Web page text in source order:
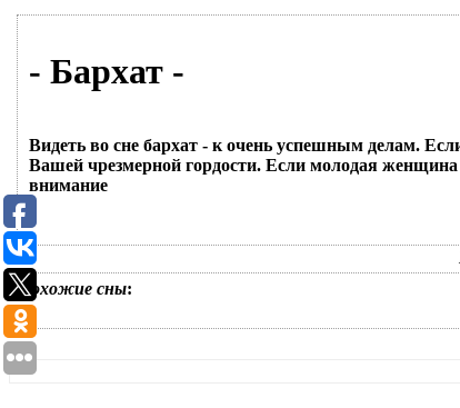
- Бархат -
Видеть во сне бархат - к очень успешным делам.
Вашей чрезмерной гордости. Если молодая женщина
внимание
Похожие сны: